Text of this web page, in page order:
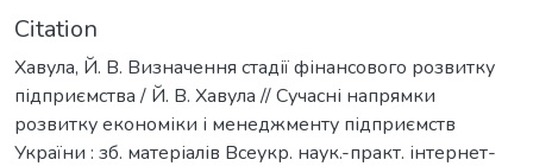
Citation
Хавула, Й. В. Визначення стадії фінансового розвитку
підприємства / Й. В. Хавула // Сучасні напрямки
розвитку економіки і менеджменту підприємств
України : зб. матеріалів Всеукр. наук.-практ. інтернет-